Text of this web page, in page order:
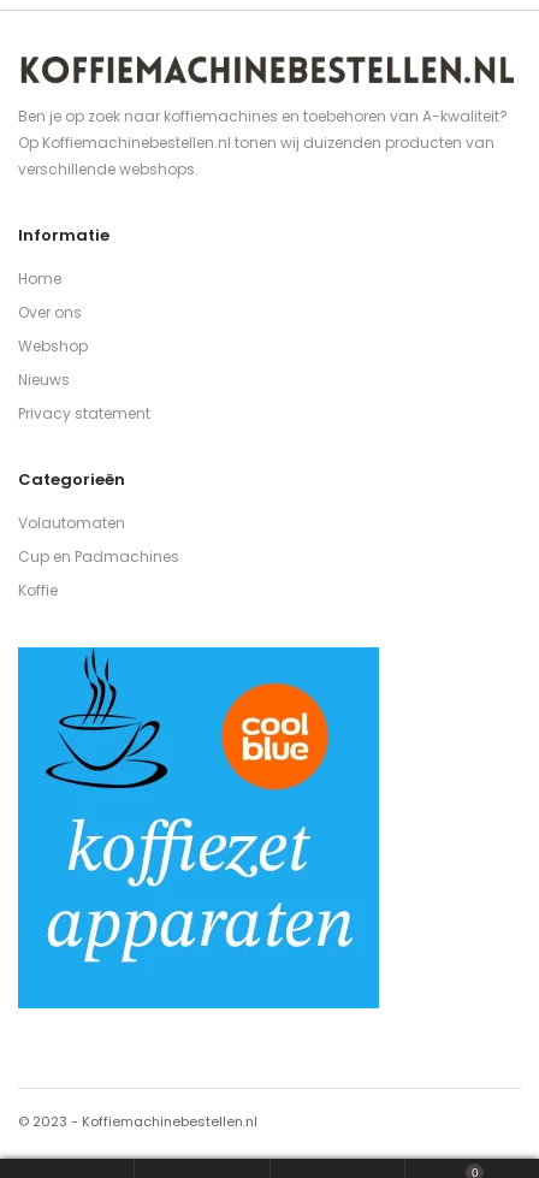
Ben je op zoek naar koffiemachines en toebehoren van A-kwaliteit?
Op Koffiemachinebestellen.nl tonen wij duizenden producten van
verschillende webshops.
Informatie
Home
Over ons
Webshop
Nieuws
Privacy statement
Categorieën
Volautomaten
Cup en Padmachines
Koffie
© 2023 - Koffiemachinebestellen.nl
0